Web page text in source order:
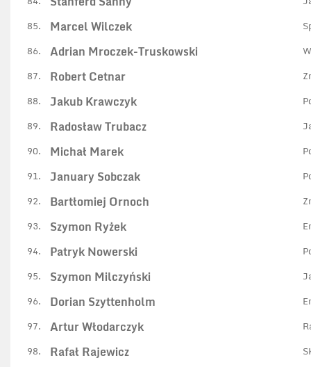
85.
Marcel Wilczek
86.
Adrian Mroczek-Truskowski
87.
Robert Cetnar
88.
Jakub Krawczyk
89.
Radosław Trubacz
90.
Michał Marek
91.
January Sobczak
92.
Bartłomiej Ornoch
93.
Szymon Ryżek
94.
Patryk Nowerski
95.
Szymon Milczyński
96.
Dorian Szyttenholm
97.
Artur Włodarczyk
98.
Rafał Rajewicz